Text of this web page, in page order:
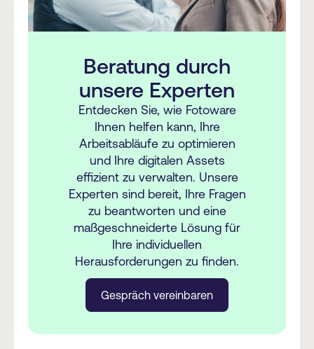
Beratung durch
unsere Experten
Entdecken Sie, wie Fotoware
Ihnen helfen kann, Ihre
Arbeitsabläufe zu optimieren
und Ihre digitalen Assets
effizient zu verwalten. Unsere
Experten sind bereit, Ihre Fragen
zu beantworten und eine
maßgeschneiderte Lösung für
Ihre individuellen
Herausforderungen zu finden.
Gespräch vereinbaren